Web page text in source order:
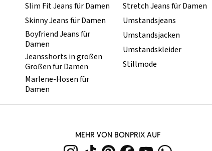
Slim Fit Jeans für Damen
Skinny Jeans für Damen
Boyfriend Jeans für
Damen
Jeansshorts in großen
Größen für Damen
Marlene-Hosen für
Damen
Stretch Jeans für Damen
Umstandsjeans
Umstandsjacken
Umstandskleider
Stillmode
MEHR VON BONPRIX AUF